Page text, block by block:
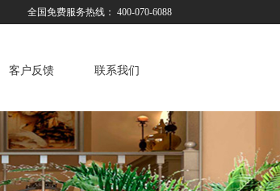
全国免费服务热线： 400-070-6088
客户反馈 联系我们